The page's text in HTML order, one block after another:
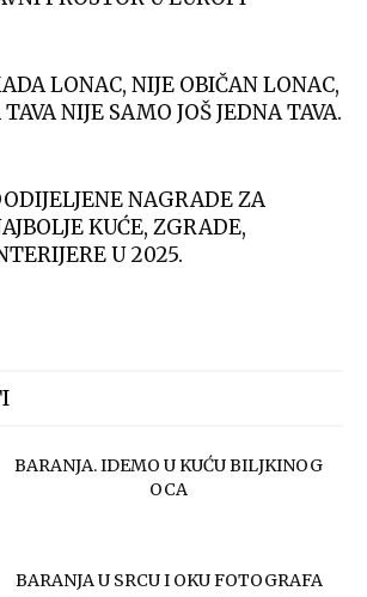
LONAC, NIJE OBIČAN LONAC,
TAVA NIJE SAMO JOŠ JEDNA TAVA.
NAGRADE ZA
KUĆE, ZGRADE,
U 2025.
BARANJA. IDEMO U KUĆU BILJKINOG
OCA
BARANJA U SRCU I OKU FOTOGRAFA